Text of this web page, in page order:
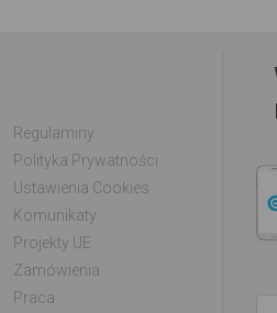
Regulaminy
Polityka Prywatności
Ustawienia Cookies
Komunikaty
Projekty UE
Zamówienia
Praca